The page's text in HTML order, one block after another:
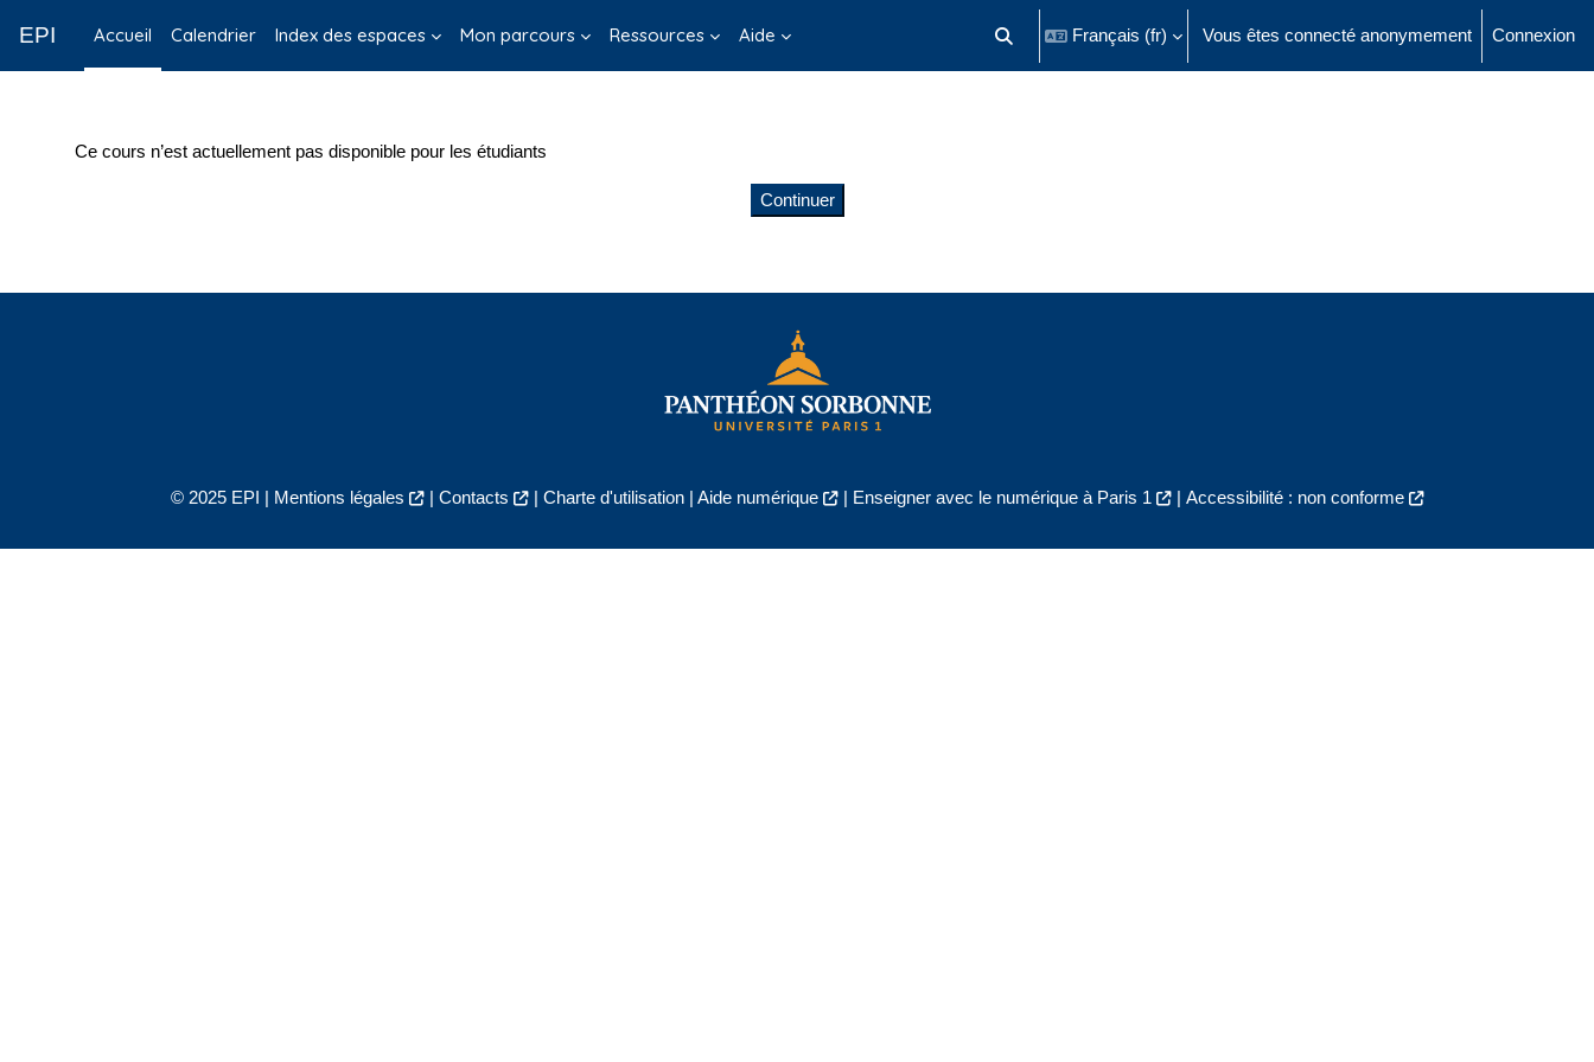
EPI Accueil Calendrier Index des espaces Mon parcours Ressources Aide Activer/désactiver la saisie de recherche
Français ‎(fr)‎ Vous êtes connecté anonymement Connexion
Ce cours n’est actuellement pas disponible pour les étudiants
Continuer
© 2025 EPI | Mentions légales | Contacts | Charte d'utilisation| Aide numérique | Enseigner avec le numérique à Paris 1 | Accessibilité : non conforme